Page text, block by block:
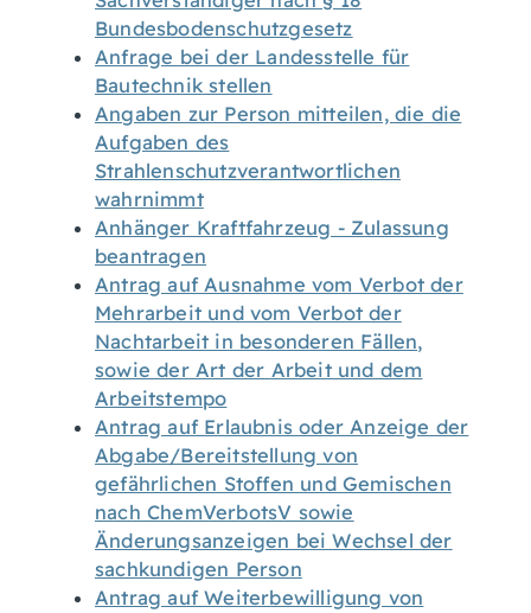
Bundesbodenschutzgesetz
Anfrage bei der Landesstelle für
Bautechnik stellen
Angaben zur Person mitteilen, die die
Aufgaben des
Strahlenschutzverantwortlichen
wahrnimmt
Anhänger Kraftfahrzeug - Zulassung
beantragen
Antrag auf Ausnahme vom Verbot der
Mehrarbeit und vom Verbot der
Nachtarbeit in besonderen Fällen,
sowie der Art der Arbeit und dem
Arbeitstempo
Antrag auf Erlaubnis oder Anzeige der
Abgabe/Bereitstellung von
gefährlichen Stoffen und Gemischen
nach ChemVerbotsV sowie
Änderungsanzeigen bei Wechsel der
sachkundigen Person
Antrag auf Weiterbewilligung von